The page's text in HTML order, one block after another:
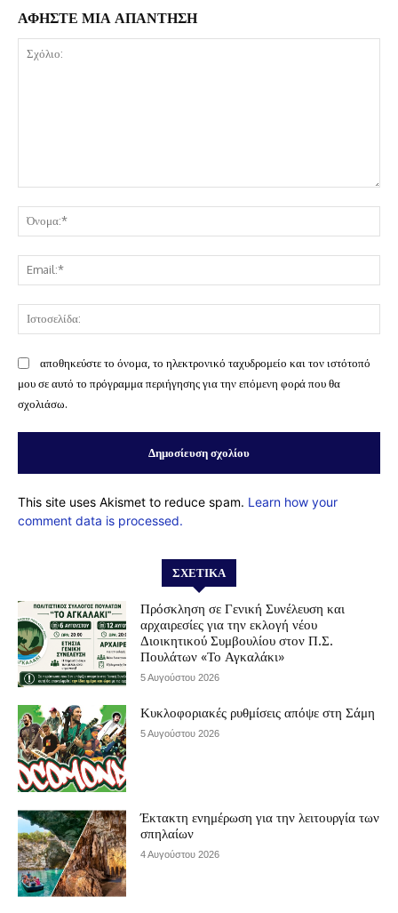
ΑΦΗΣΤΕ ΜΙΑ ΑΠΑΝΤΗΣΗ
αποθηκεύστε το όνομα, το ηλεκτρονικό ταχυδρομείο και τον ιστότοπό
μου σε αυτό το πρόγραμμα περιήγησης για την επόμενη φορά που θα
σχολιάσω.
This site uses Akismet to reduce spam. Learn how your
comment data is processed.
ΣΧΕΤΙΚΆ
Πρόσκληση σε Γενική Συνέλευση και
αρχαιρεσίες για την εκλογή νέου
Διοικητικού Συμβουλίου στον Π.Σ.
Πουλάτων «Το Αγκαλάκι»
5 Αυγούστου 2026
Κυκλοφοριακές ρυθμίσεις απόψε στη Σάμη
5 Αυγούστου 2026
Έκτακτη ενημέρωση για την λειτουργία των
σπηλαίων
4 Αυγούστου 2026